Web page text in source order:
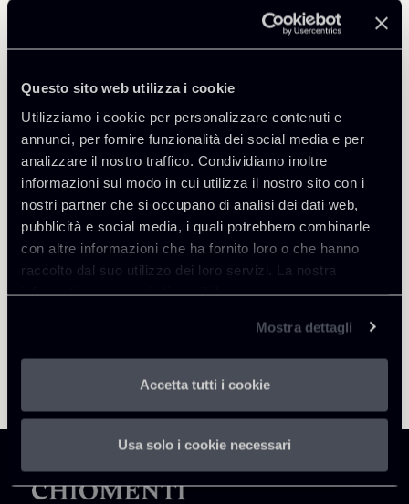
Questo sito web utilizza i cookie
Utilizziamo i cookie per personalizzare contenuti e
annunci, per fornire funzionalità dei social media e per
analizzare il nostro traffico. Condividiamo inoltre
informazioni sul modo in cui utilizza il nostro sito con i
nostri partner che si occupano di analisi dei dati web,
pubblicità e social media, i quali potrebbero combinarle
con altre informazioni che ha fornito loro o che hanno
raccolto dal suo utilizzo dei loro servizi. La nostra
informativa privacy è disponibilequi.
Mostra dettagli
Accetta tutti i cookie
Usa solo i cookie necessari
Torna agli Insights